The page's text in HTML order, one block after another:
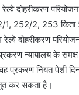
दोहरीकरण
1, 252/2, 253
दोहरीकरण
न्‍यायालय के समक्ष
वह प्रकरण नियत पेशी
कर सकता है।